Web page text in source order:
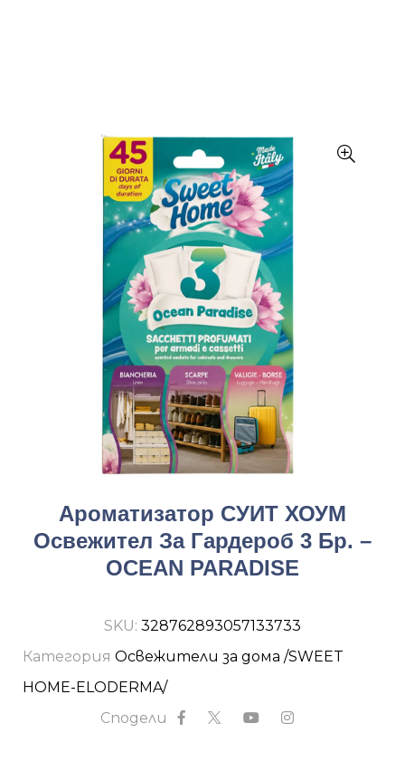
Ароматизатор СУИТ ХОУМ
Освежител За Гардероб 3 Бр. –
OCEAN PARADISE
SKU: 328762893057133733
Категория Освежители за дома /SWEET
HOME-ELODERMA/
Сподели